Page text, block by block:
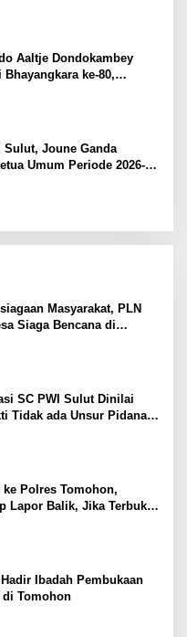
Aaltje Dondokambey
ke-80,
Sulut, Joune Ganda
Umum Periode 2026-
Masyarakat, PLN
Siaga Bencana di
SC PWI Sulut Dinilai
Tidak ada Unsur Pidana
Polres Tomohon,
Lapor Balik, Jika Terbukti
Ibadah Pembukaan
di Tomohon